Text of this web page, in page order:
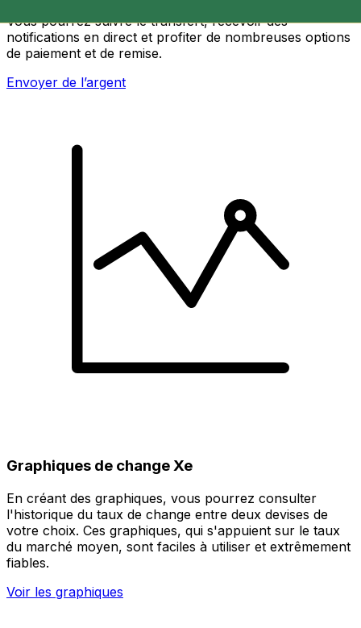
Vous pourrez suivre le transfert, recevoir des
notifications en direct et profiter de nombreuses options
de paiement et de remise.
Envoyer de l’argent
Graphiques de change Xe
En créant des graphiques, vous pourrez consulter
l'historique du taux de change entre deux devises de
votre choix. Ces graphiques, qui s'appuient sur le taux
du marché moyen, sont faciles à utiliser et extrêmement
fiables.
Voir les graphiques